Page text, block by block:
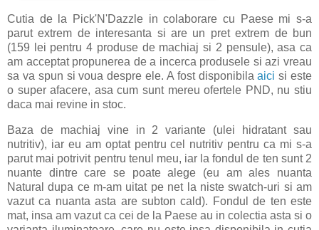
Cutia de la Pick'N'Dazzle in colaborare cu Paese mi s-a
parut extrem de interesanta si are un pret extrem de bun
(159 lei pentru 4 produse de machiaj si 2 pensule), asa ca
am acceptat propunerea de a incerca produsele si azi vreau
sa va spun si voua despre ele. A fost disponibilaaici si este
o super afacere, asa cum sunt mereu ofertele PND, nu stiu
daca mai revine in stoc.
Baza de machiaj vine in 2 variante (ulei hidratant sau
nutritiv), iar eu am optat pentru cel nutritiv pentru ca mi s-a
parut mai potrivit pentru tenul meu, iar la fondul de ten sunt 2
nuante dintre care se poate alege (eu am ales nuanta
Natural dupa ce m-am uitat pe net la niste swatch-uri si am
vazut ca nuanta asta are subton cald). Fondul de ten este
mat, insa am vazut ca cei de la Paese au in colectia asta si o